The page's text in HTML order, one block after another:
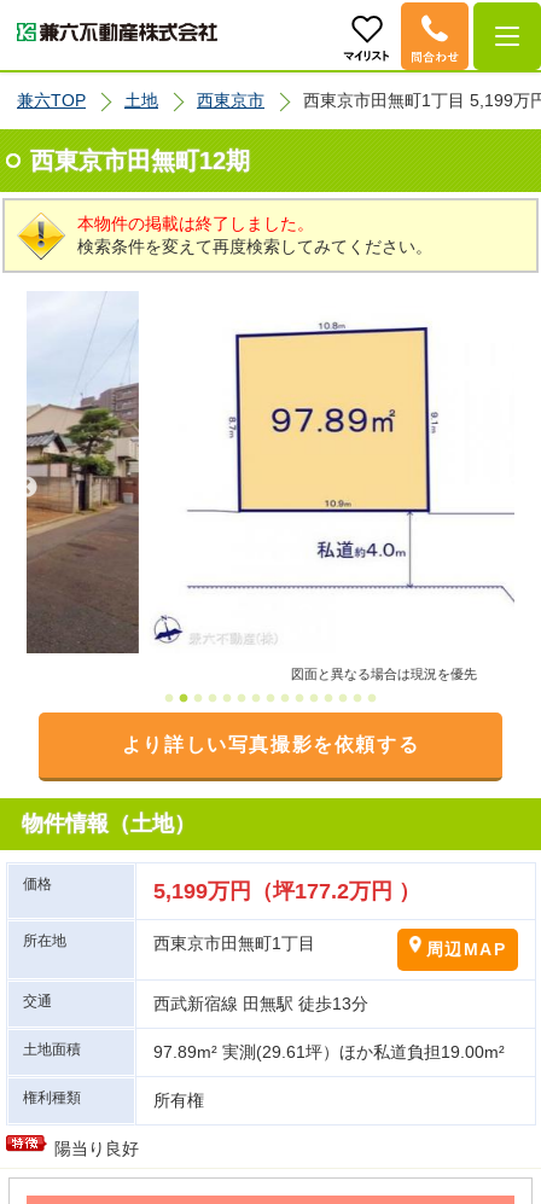
兼六TOP 土地 西東京市 西東京市田無町1丁目 5,199万
西東京市田無町12期
本物件の掲載は終了しました。
検索条件を変えて再度検索してみてください。
図面と異なる場合は現況を優先
より詳しい写真撮影を依頼する
物件情報（土地）
価格 5,199万円（坪177.2万円 ）
所在地 西東京市田無町1丁目 周辺MAP
交通 西武新宿線 田無駅 徒歩13分
土地面積 97.89m² 実測(29.61坪）ほか私道負担19.00m²
権利種類 所有権
陽当り良好